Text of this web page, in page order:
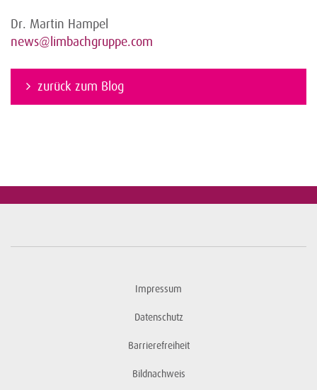
Dr. Martin Hampel
news@limbachgruppe.com
zurück zum Blog
Impressum
Datenschutz
Barrierefreiheit
Bildnachweis